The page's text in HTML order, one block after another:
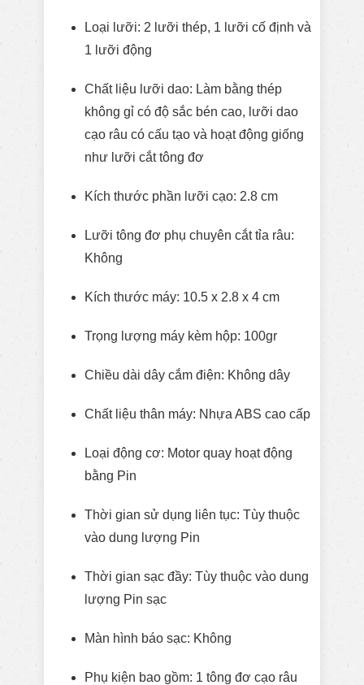
Loại lưỡi: 2 lưỡi thép, 1 lưỡi cố định và
1 lưỡi động
Chất liệu lưỡi dao: Làm bằng thép
không gỉ có độ sắc bén cao, lưỡi dao
cạo râu có cấu tạo và hoạt động giống
như lưỡi cắt tông đơ
Kích thước phần lưỡi cạo: 2.8 cm
Lưỡi tông đơ phụ chuyên cắt tỉa râu:
Không
Kích thước máy: 10.5 x 2.8 x 4 cm
Trọng lượng máy kèm hộp: 100gr
Chiều dài dây cắm điện: Không dây
Chất liệu thân máy: Nhựa ABS cao cấp
Loại động cơ: Motor quay hoạt động
bằng Pin
Thời gian sử dụng liên tục: Tùy thuộc
vào dung lượng Pin
Thời gian sạc đầy: Tùy thuộc vào dung
lượng Pin sạc
Màn hình báo sạc: Không
Phụ kiện bao gồm: 1 tông đơ cạo râu